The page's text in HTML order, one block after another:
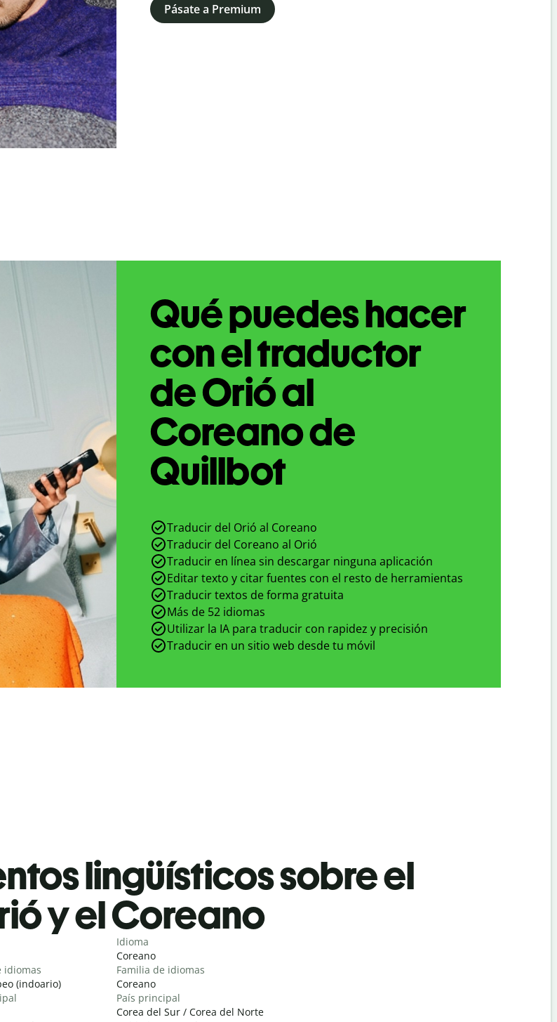
Pásate a Premium
Qué puedes hacer
con el traductor
de Orió al
Coreano de
Quillbot
Traducir del Orió al Coreano
Traducir del Coreano al Orió
Traducir en línea sin descargar ninguna aplicación
Editar texto y citar fuentes con el resto de herramientas
Traducir textos de forma gratuita
Más de 52 idiomas
Utilizar la IA para traducir con rapidez y precisión
Traducir en un sitio web desde tu móvil
lingüísticos sobre el
y el Coreano
idiomas
(indoario)
Idioma
Coreano
Familia de idiomas
Coreano
País principal
Corea del Sur / Corea del Norte